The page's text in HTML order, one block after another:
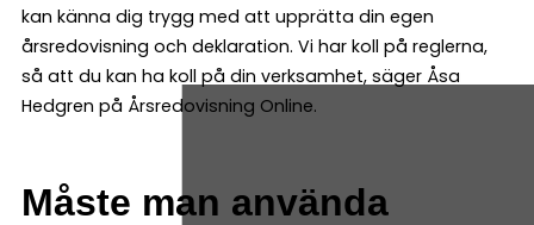
kan känna dig trygg med att upprätta din egen
årsredovisning och deklaration. Vi har koll på reglerna,
så att du kan ha koll på din verksamhet, säger Åsa
Hedgren på Årsredovisning Online.
Måste man använda